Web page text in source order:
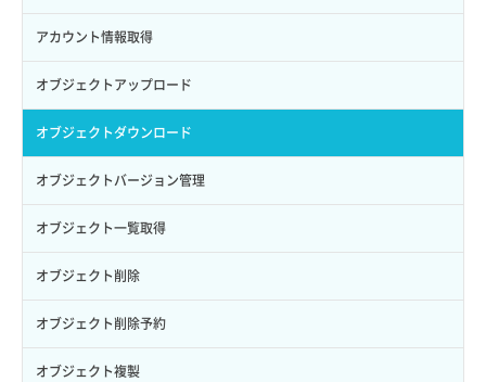
サブユーザー削除
サブユーザー更新
サブユーザー詳細取得
トークン発行
パーミッション一覧取得
ロールからパーミッションを紐づけ解除
ロールにパーミッションを紐づけ
ロール一覧取得
バックアップ一覧取得
バックアップ詳細一覧取得
バックアップ詳細取得
ボリュームイメージ保存
ボリュームタイプ一覧取得
ボリュームタイプ詳細取得
ボリューム一覧取得
ボリューム作成
アタッチ済みポート一覧取得
アタッチ済みポート詳細取得
アタッチ済みボリューム一覧
アタッチ済みボリューム詳細取得
コンソールURL発行
サーバーに紐づくアドレス取得
サーバーに紐づくアドレス取得（ネットワーク指定）
サーバーに紐づくセキュリティグループ取得
サブネット削除（ローカルネットワーク用）
サブネット詳細取得
セキュリティグループ ルール一覧取得
セキュリティグループ ルール作成
セキュリティグループ ルール削除
セキュリティグループ ルール詳細取得
セキュリティグループ一覧取得
セキュリティグループ作成
プール更新
プール詳細取得
ヘルスモニタ一覧取得
ヘルスモニタ作成
ヘルスモニタ削除
ヘルスモニタ更新
ヘルスモニタ詳細取得
メンバー一覧
アカウント情報取得
オブジェクトアップロード
オブジェクトダウンロード
オブジェクトバージョン管理
オブジェクト一覧取得
オブジェクト削除
オブジェクト削除予約
オブジェクト複製